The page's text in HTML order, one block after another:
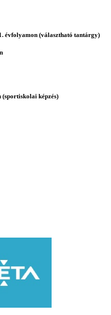
évfolyamon (választható tantárgy)
(sportiskolai képzés)